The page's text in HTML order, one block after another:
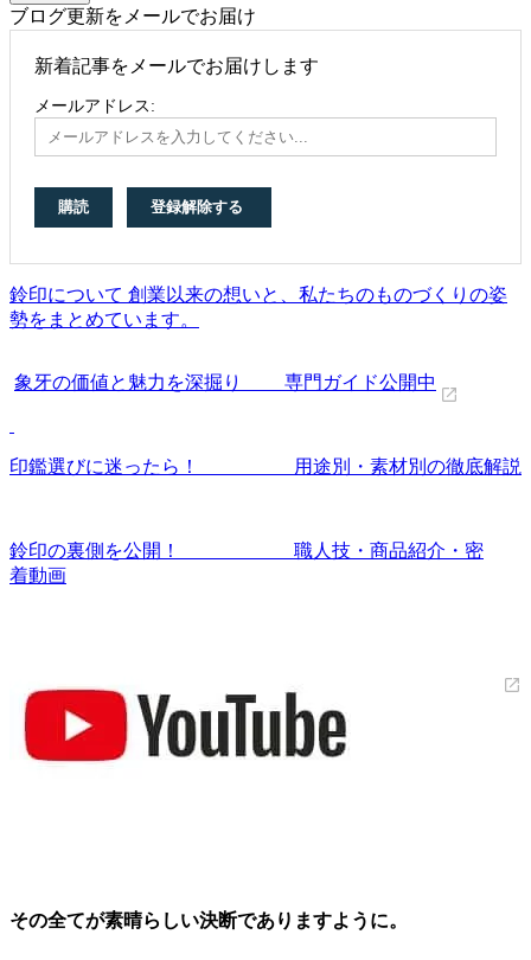
ブログ更新をメールでお届け
新着記事をメールでお届けします
メールアドレス:
鈴印について 創業以来の想いと、私たちのものづくりの姿
勢をまとめています。
象牙の価値と魅力を深掘り 専門ガイド公開中
印鑑選びに迷ったら！ 用途別・素材別の徹底解説
鈴印の裏側を公開！ 職人技・商品紹介・密
着動画
その全てが素晴らしい決断でありますように。